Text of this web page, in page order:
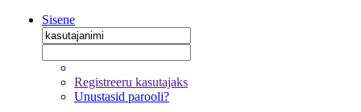
Sisene
Registreeru kasutajaks
Unustasid parooli?